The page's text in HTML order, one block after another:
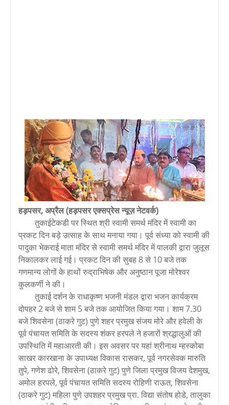
हड़पसर, अप्रैल (हड़पसर एक्सप्रेस न्यूज़ नेटवर्क)
तुकाईटेकडी पर स्थित श्री स्वामी समर्थ मंदिर में स्वामी का
प्रकट दिन बड़े उत्साह के साथ मनाया गया। पूर्व संध्या को स्वामी की
पादुका भेकराई माता मंदिर से स्वामी समर्थ मंदिर में पालकी द्वारा जुलूस
निकालकर लाई गई। प्रकट दिन की सुबह 8 से 10 बजे तक
गणमान्य लोगों के हाथों रुद्राभिषेक और अनुष्ठान पूजा मोरेश्वर
कुलकर्णी ने की।
तुकाई दर्शन के राधाकृष्ण भजनी मंडल द्वारा भजन कार्यक्रम
दोपहर 2 बजे से शाम 5 बजे तक आयोजित किया गया। शाम 7.30
बजे शिवसेना (ठाकरे गुट) पुणे शहर प्रमुख संजय मोरे और हवेली के
पूर्व पंचायत समिति के सदस्य शंकर हरपले ने हजारों श्रद्धालुओं की
उपस्थिति में महाआरती की। इस अवसर पर यहां श्रीनाथ म्हस्कोबा
साखर कारखाना के उपाध्यक्ष विकास रासकर, पूर्व नगरसेवक मारुति
तुपे, गणेश ढोरे, शिवसेना (ठाकरे गुट) पुणे जिला प्रमुख विजय देशमुख,
अमोल हरपले, पूर्व पंचायत समिति सदस्य रोहिणी राऊत, शिवसेना
(ठाकरे गुट) महिला पुणे उपशहर प्रमुख प्रा. विद्या संतोष होडे, तालुका